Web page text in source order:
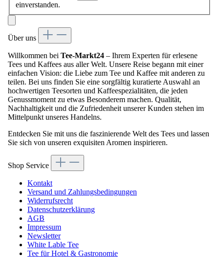
einverstanden.
Über uns
Willkommen bei Tee-Markt24 – Ihrem Experten für erlesene
Tees und Kaffees aus aller Welt. Unsere Reise begann mit einer
einfachen Vision: die Liebe zum Tee und Kaffee mit anderen zu
teilen. Bei uns finden Sie eine sorgfältig kuratierte Auswahl an
hochwertigen Teesorten und Kaffeespezialitäten, die jeden
Genussmoment zu etwas Besonderem machen. Qualität,
Nachhaltigkeit und die Zufriedenheit unserer Kunden stehen im
Mittelpunkt unseres Handelns.
Entdecken Sie mit uns die faszinierende Welt des Tees und lassen
Sie sich von unseren exquisiten Aromen inspirieren.
Shop Service
Kontakt
Versand und Zahlungsbedingungen
Widerrufsrecht
Datenschutzerklärung
AGB
Impressum
Newsletter
White Lable Tee
Tee für Hotel & Gastronomie